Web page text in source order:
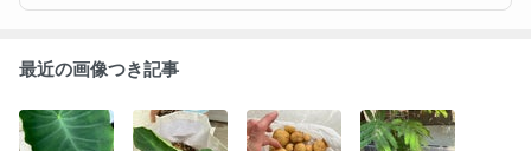
最近の画像つき記事